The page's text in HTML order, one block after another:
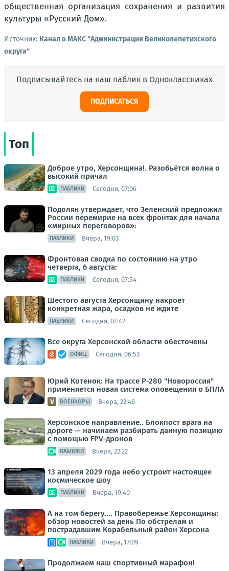
общественная организация сохранения и развития
культуры «Русский Дом».
Источник: Канал в МАКС "Администрация Великолепетихского
округа"
Подписывайтесь на наш паблик в Одноклассниках
ПОДПИСАТЬСЯ
Топ
Доброе утро, Херсонщина!. Разобьётся волна о
высокий причал
ПАБЛИКИ Сегодня, 07:06
Подоляк утверждает, что Зеленский предложил
России перемирие на всех фронтах для начала
«мирных переговоров»:
ПАБЛИКИ Вчера, 19:03
Фронтовая сводка по состоянию на утро
четверга, 6 августа:
ПАБЛИКИ Сегодня, 07:54
Шестого августа Херсонщину накроет
конкретная жара, осадков не ждите
ПАБЛИКИ Сегодня, 07:42
Все округа Херсонской области обесточены
ОФИЦ. Сегодня, 06:53
Юрий Котенок: На трассе Р-280 "Новороссия"
применяется новая система оповещения о БПЛА
ВОЕНКОРЫ Вчера, 22:46
Херсонское направление.. Блокпост врага на
дороге — начинаем разбирать данную позицию
с помощью FPV-дронов
ПАБЛИКИ Вчера, 22:22
13 апреля 2029 года небо устроит настоящее
космическое шоу
ПАБЛИКИ Вчера, 19:40
А на том берегу.... Правобережье Херсонщины:
обзор новостей за день По обстрелам и
пострадавшим Корабельный район Херсона
ПАБЛИКИ Вчера, 17:09
Продолжаем наш спортивный марафон!